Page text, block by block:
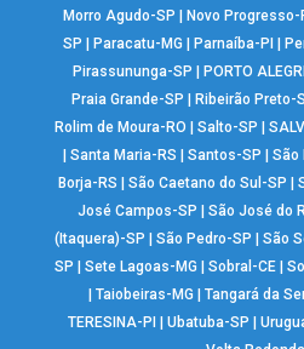
Morro Agudo-SP
Novo Progresso-
SP
Paracatu-MG Parnaíba-PI
Pirassununga-SP
PORTO
Praia Grande-SP
Ribeirão Preto-
Rolim de Moura-RO
Salto-SP
|Santa Maria-RS |Santos-SP |São
Borja-RS
|São Caetano do Sul-SP |
José Campos-SP
|São José do
(Itaquera)-SP
|São Pedro-SP |São
SP
|Sete Lagoas-MG |Sobral-CE |
Taiobeiras-MG Tangará da
TERESINA-PI
|Ubatuba-SP |